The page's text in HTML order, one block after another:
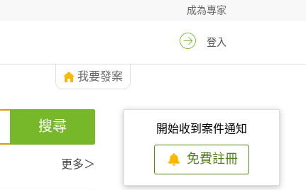
成為專家
登入
我要發案
開始收到案件通知
免費註冊
搜尋
更多＞